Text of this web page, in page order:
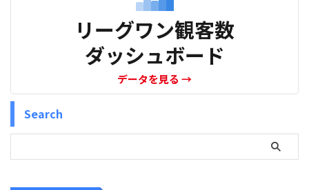
リーグワン観客数
ダッシュボード
データを見る →
Search